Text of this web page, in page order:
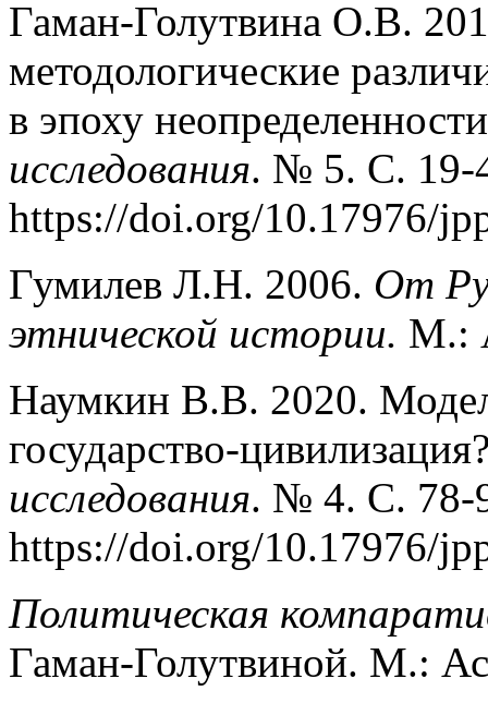
Гаман-Голутвина О.В.
методологические
в эпоху
исследования. № 5. С. 19-
https://doi.org/10.17976/
Гумилев Л.Н. 2006. От
этнической истории. М.:
Наумкин В.В. 2020.
государство-
исследования. № 4. С. 78-
https://doi.org/10.17976/
Политическая
Гаман-Голутвиной. М.: